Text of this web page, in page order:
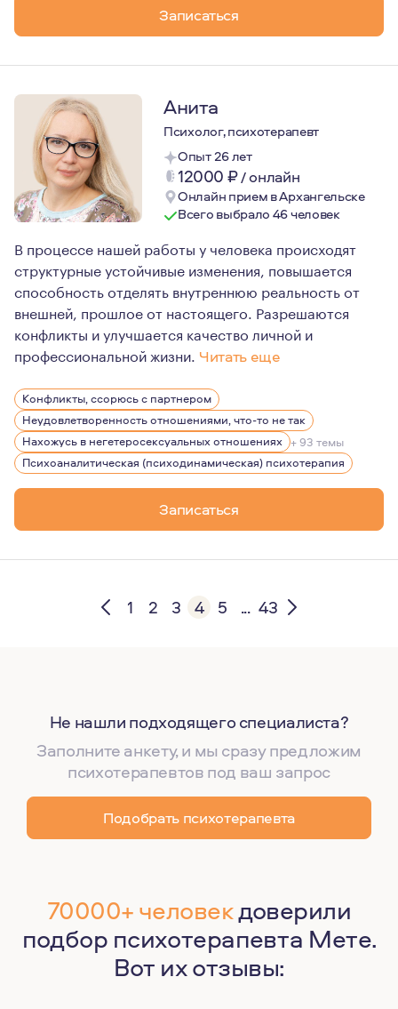
Записаться
Анита
Психолог, психотерапевт
Опыт 26 лет
12000₽/онлайн
Онлайн прием в Архангельске
Всего выбрало 46 человек
В процессе нашей работы у человека происходят
структурные устойчивые изменения, повышается
способность отделять внутреннюю реальность от
внешней, прошлое от настоящего. Разрешаются
конфликты и улучшается качество личной и
профессиональной жизни. Читать еще
Психоаналитический психотерапевт, группаналитик,
Бизнес-тренер, психоаналитический коуч.
Сертифицированный TFP-терапевт (психотерапия,
Член ISTFP International SocIety of Transference-
Асс.член МПА Московской Психоаналитической
Кандидат ОПП-EFPP European Federation for
Кандидат EGATIN European Group Analytic Training
Конфликты, ссорюсь с партнером
Неудовлетворенность отношениями, что-то не так
Нахожусь в негетеросексуальных отношениях + 93 темы
Психоаналитическая (психодинамическая) психотерапия
Записаться
1 2 3 4 5 ... 43
Не нашли подходящего специалиста?
Заполните анкету, и мы сразу предложим
психотерапевтов под ваш запрос
Подобрать психотерапевта
70000+ человекдоверили
подбор психотерапевта Мете.
Вот их отзывы: